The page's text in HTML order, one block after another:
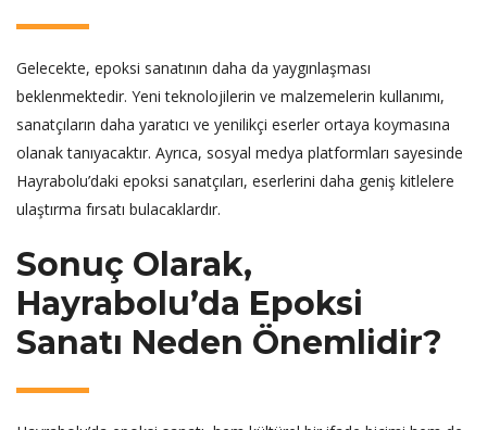
Gelecekte, epoksi sanatının daha da yaygınlaşması
beklenmektedir. Yeni teknolojilerin ve malzemelerin kullanımı,
sanatçıların daha yaratıcı ve yenilikçi eserler ortaya koymasına
olanak tanıyacaktır. Ayrıca, sosyal medya platformları sayesinde
Hayrabolu’daki epoksi sanatçıları, eserlerini daha geniş kitlelere
ulaştırma fırsatı bulacaklardır.
Sonuç Olarak,
Hayrabolu’da Epoksi
Sanatı Neden Önemlidir?